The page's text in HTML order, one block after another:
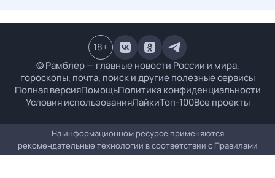
© Рамблер — главные новости России и мира,
гороскопы, почта, поиск и другие полезные сервисы
Полная версияПомощьПолитика конфиденциальности
Условия использованияЛайкиТоп-100Все проекты
18+
На информационном ресурсе применяются
рекомендательные технологии в соответствии с Правилами